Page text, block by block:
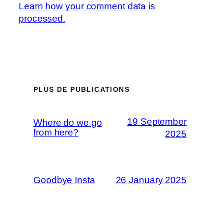
Learn how your comment data is
processed.
PLUS DE PUBLICATIONS
Where do we go
from here?
19 September
2025
Goodbye Insta 26 January 2025